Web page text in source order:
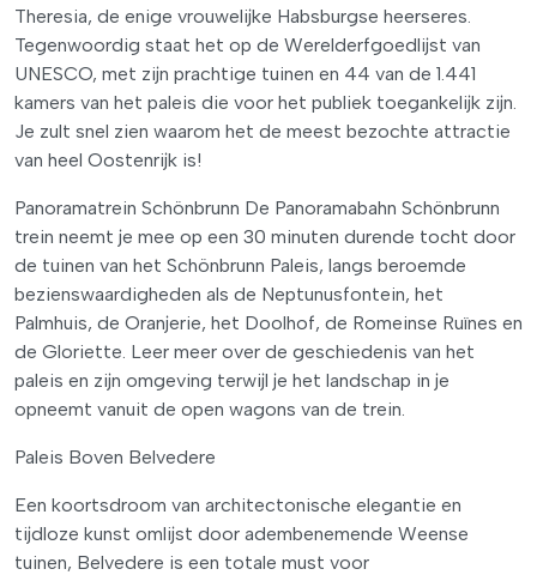
Theresia, de enige vrouwelijke Habsburgse heerseres.
Tegenwoordig staat het op de Werelderfgoedlijst van
UNESCO, met zijn prachtige tuinen en 44 van de 1.441
kamers van het paleis die voor het publiek toegankelijk zijn.
Je zult snel zien waarom het de meest bezochte attractie
van heel Oostenrijk is!
Panoramatrein Schönbrunn De Panoramabahn Schönbrunn
trein neemt je mee op een 30 minuten durende tocht door
de tuinen van het Schönbrunn Paleis, langs beroemde
bezienswaardigheden als de Neptunusfontein, het
Palmhuis, de Oranjerie, het Doolhof, de Romeinse Ruïnes en
de Gloriette. Leer meer over de geschiedenis van het
paleis en zijn omgeving terwijl je het landschap in je
opneemt vanuit de open wagons van de trein.
Paleis Boven Belvedere
Een koortsdroom van architectonische elegantie en
tijdloze kunst omlijst door adembenemende Weense
tuinen, Belvedere is een totale must voor